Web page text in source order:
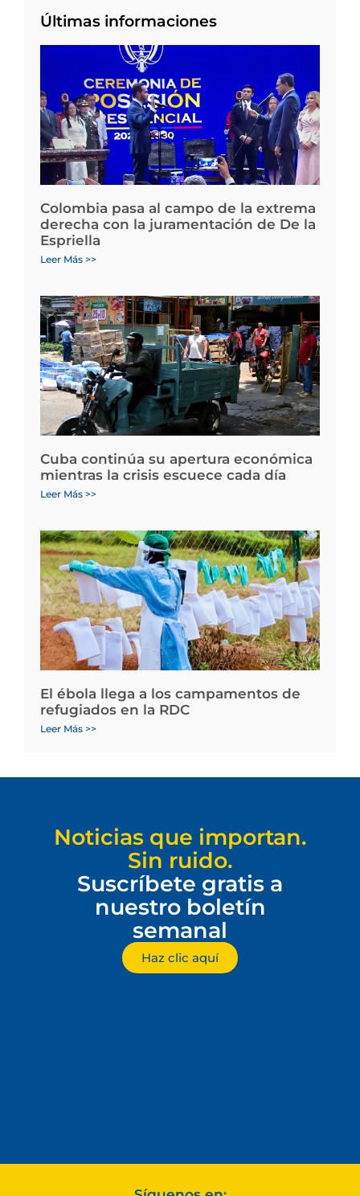
Últimas informaciones
Colombia pasa al campo de la extrema
derecha con la juramentación de De la
Espriella
Leer Más >>
Cuba continúa su apertura económica
mientras la crisis escuece cada día
Leer Más >>
El ébola llega a los campamentos de
refugiados en la RDC
Leer Más >>
Noticias que importan.
Sin ruido.
Suscríbete gratis a
nuestro boletín
semanal
Haz clic aquí